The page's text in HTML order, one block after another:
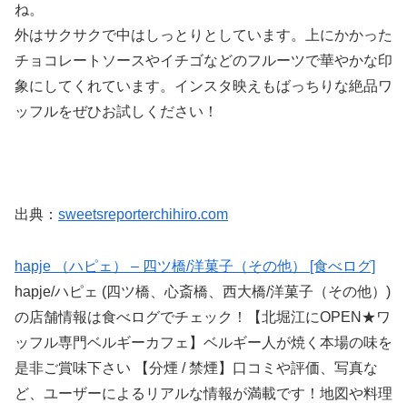
ね。
外はサクサクで中はしっとりとしています。上にかかった
チョコレートソースやイチゴなどのフルーツで華やかな印
象にしてくれています。インスタ映えもばっちりな絶品ワ
ッフルをぜひお試しください！
出典： sweetsreporterchihiro.com
hapje （ハピェ） – 四ツ橋/洋菓子（その他） [食べログ]
hapje/ハピェ (四ツ橋、心斎橋、西大橋/洋菓子（その他）)
の店舗情報は食べログでチェック！【北堀江にOPEN★ワ
ッフル専門ベルギーカフェ】ベルギー人が焼く本場の味を
是非ご賞味下さい 【分煙 / 禁煙】口コミや評価、写真な
ど、ユーザーによるリアルな情報が満載です！地図や料理